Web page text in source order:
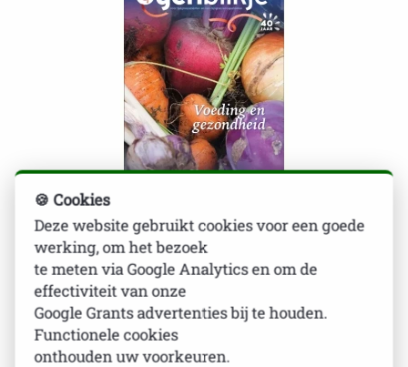
Magazine Ogenblikje
Ogenblikje 157
€ 5,00
🍪 Cookies
Deze website gebruikt cookies voor een goede
werking, om het bezoek
te meten via Google Analytics en om de
effectiviteit van onze
Google Grants advertenties bij te houden.
Functionele cookies
onthouden uw voorkeuren.